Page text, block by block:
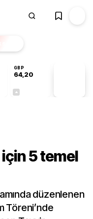
GBP
64,20
için 5 temel
düzenlenen
Töreni’nde